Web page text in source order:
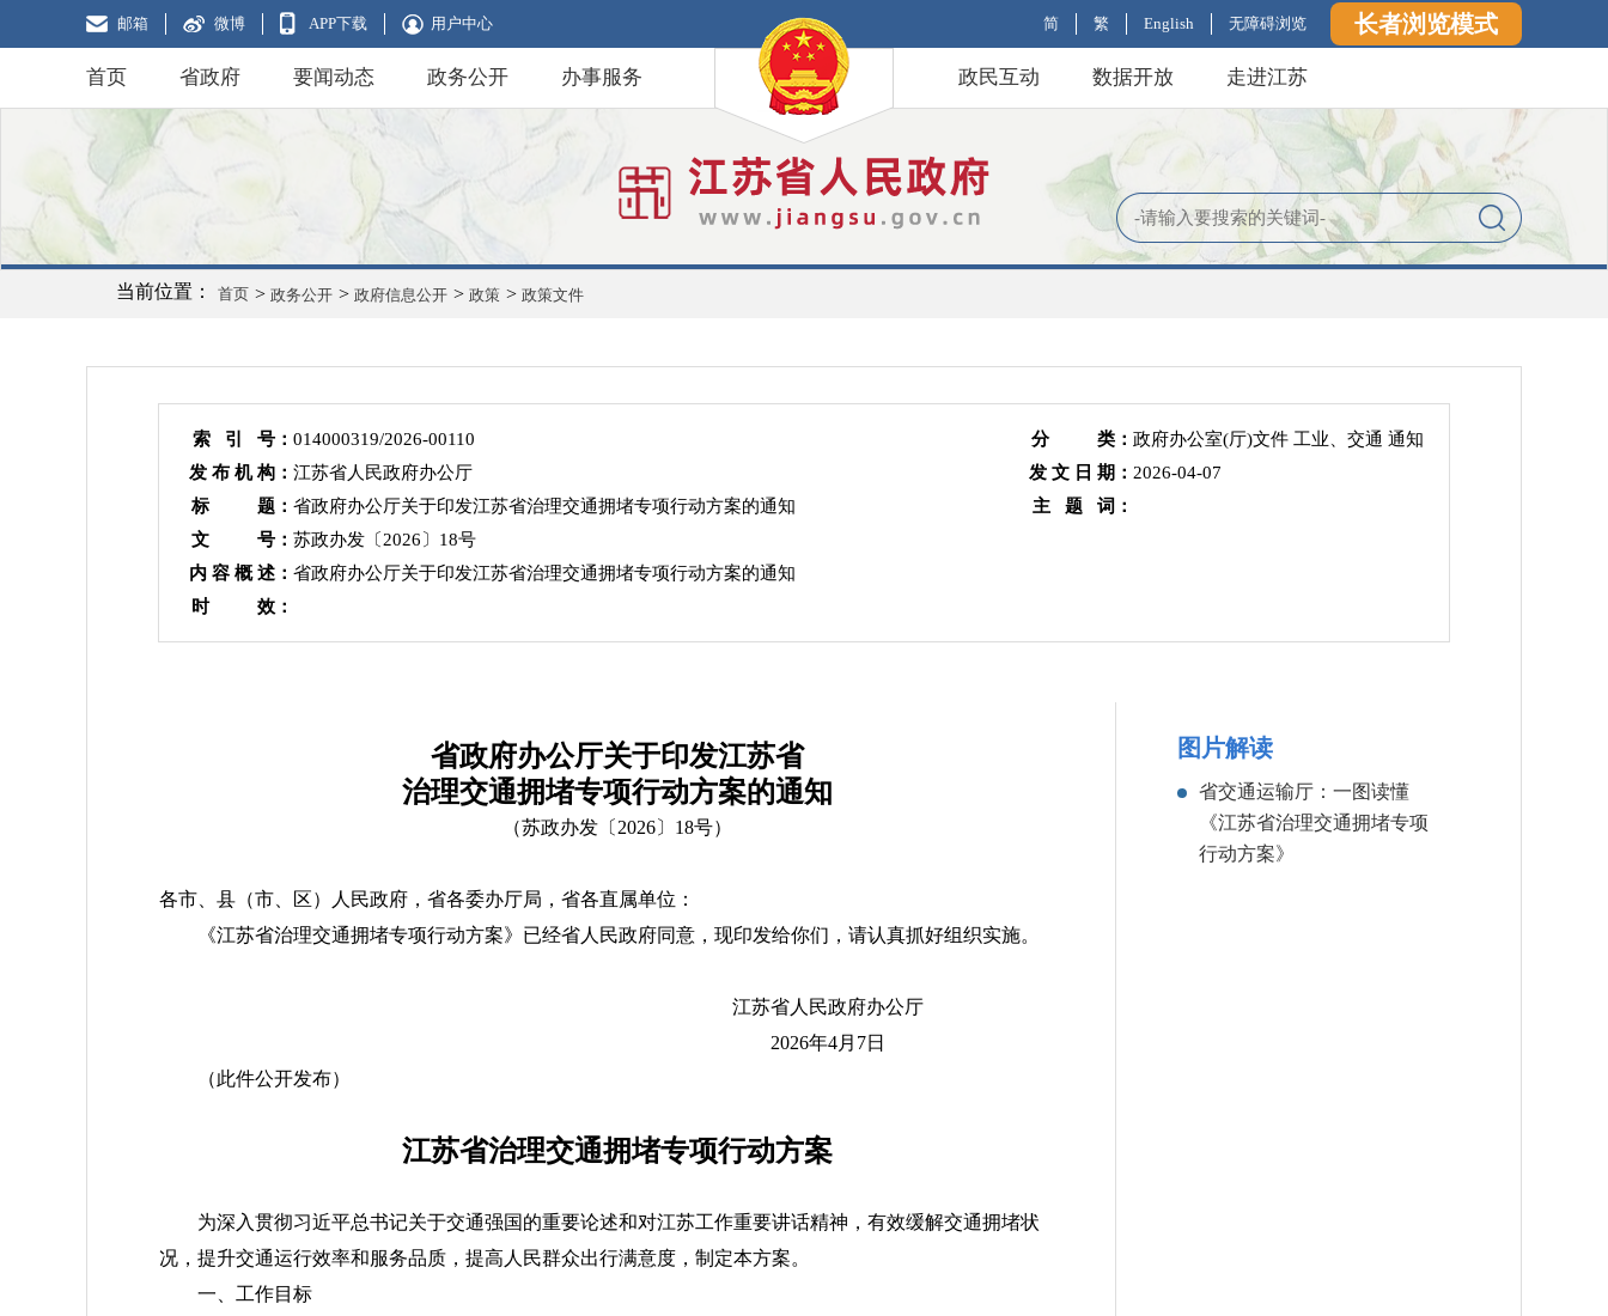
邮箱 微博 APP下载 用户中心 简 繁 English 无障碍浏览 长者浏览模式
首页 省政府 要闻动态 政务公开 办事服务 政民互动 数据开放 走进江苏
当前位置： 首页 > 政务公开 > 政府信息公开 > 政策 > 政策文件
索 引 号： 014000319/2026-00110 分 类： 政府办公室(厅)文件 工业、交通 通知
发 布 机 构： 江苏省人民政府办公厅 发 文 日 期： 2026-04-07
标 题： 省政府办公厅关于印发江苏省治理交通拥堵专项行动方案的通知
主 题 词：
文 号： 苏政办发〔2026〕18号
内 容 概 述： 省政府办公厅关于印发江苏省治理交通拥堵专项行动方案的通知
时 效：
省政府办公厅关于印发江苏省
治理交通拥堵专项行动方案的通知
（苏政办发〔2026〕18号）
各市、县（市、区）人民政府，省各委办厅局，省各直属单位：
《江苏省治理交通拥堵专项行动方案》已经省人民政府同意，现印发给你们，请认真抓好组织实施。
江苏省人民政府办公厅
2026年4月7日
（此件公开发布）
江苏省治理交通拥堵专项行动方案
为深入贯彻习近平总书记关于交通强国的重要论述和对江苏工作重要讲话精神，有效缓解交通拥堵状
况，提升交通运行效率和服务品质，提高人民群众出行满意度，制定本方案。
一、工作目标
图片解读
省交通运输厅：一图读懂
《江苏省治理交通拥堵专项
行动方案》